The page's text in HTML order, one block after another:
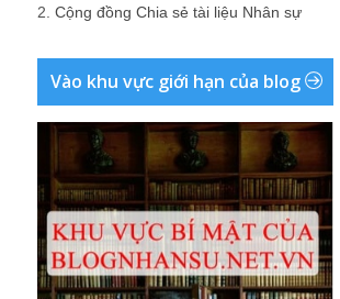
2. Cộng đồng Chia sẻ tài liệu Nhân sự
Vào khu vực giới hạn của blog